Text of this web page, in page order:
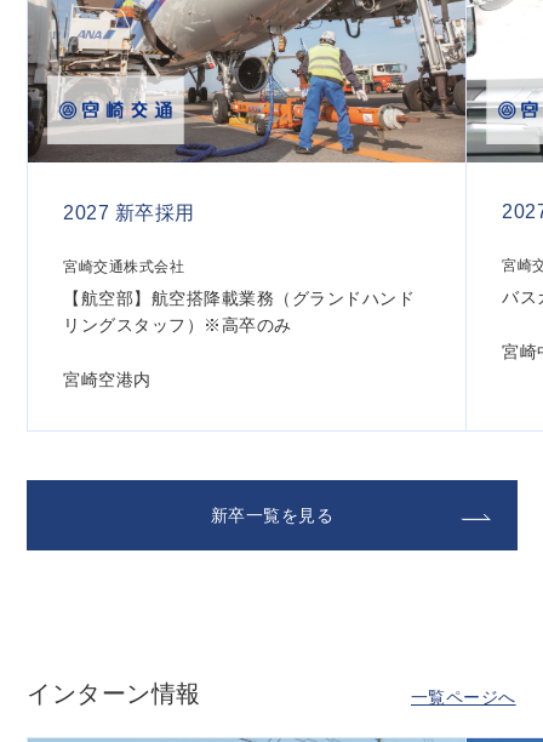
2027 新卒採用
宮崎交通株式会社
【航空部】航空搭降載業務（グランドハンド
リングスタッフ）※高卒のみ
宮崎空港内
宮崎
バ
宮崎
新卒一覧を見る
インターン情報 一覧ページへ